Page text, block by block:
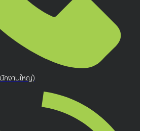
งานใหญ่)